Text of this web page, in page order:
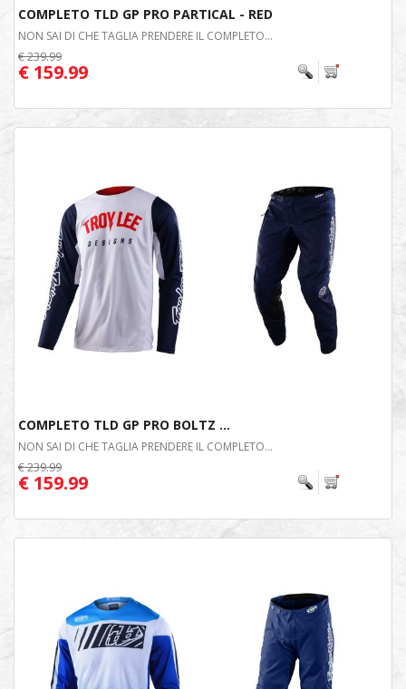
COMPLETO TLD GP PRO PARTICAL - RED
NON SAI DI CHE TAGLIA PRENDERE IL COMPLETO...
€ 239.99
€ 159.99
COMPLETO TLD GP PRO BOLTZ ...
NON SAI DI CHE TAGLIA PRENDERE IL COMPLETO...
€ 239.99
€ 159.99